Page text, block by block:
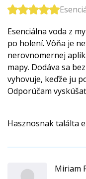
Esenciálna voda z
po holení. Vôňa je
nerovnomernej
mapy. Dodáva sa
vyhovuje, keďže ju
Odporúčam
Hasznosnak találta
Miriam